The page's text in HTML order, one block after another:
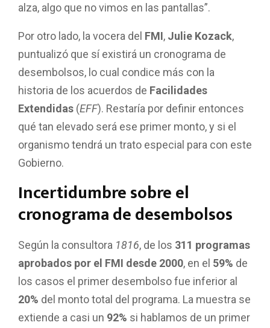
alza, algo que no vimos en las pantallas”.
Por otro lado, la vocera del FMI, Julie Kozack,
puntualizó que sí existirá un cronograma de
desembolsos, lo cual condice más con la
historia de los acuerdos de Facilidades
Extendidas (EFF). Restaría por definir entonces
qué tan elevado será ese primer monto, y si el
organismo tendrá un trato especial para con este
Gobierno.
Incertidumbre sobre el
cronograma de desembolsos
Según la consultora 1816, de los 311 programas
aprobados por el FMI desde 2000, en el 59% de
los casos el primer desembolso fue inferior al
20% del monto total del programa. La muestra se
extiende a casi un 92% si hablamos de un primer